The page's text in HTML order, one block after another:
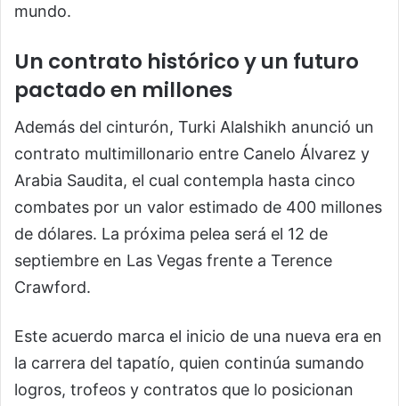
mundo.
Un contrato histórico y un futuro
pactado en millones
Además del cinturón, Turki Alalshikh anunció un
contrato multimillonario entre Canelo Álvarez y
Arabia Saudita, el cual contempla hasta cinco
combates por un valor estimado de 400 millones
de dólares. La próxima pelea será el 12 de
septiembre en Las Vegas frente a Terence
Crawford.
Este acuerdo marca el inicio de una nueva era en
la carrera del tapatío, quien continúa sumando
logros, trofeos y contratos que lo posicionan